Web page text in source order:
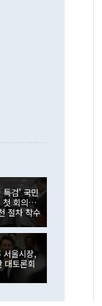
것은
다. 하
, 결론적
해 "이상
을 언급하
조 장관
았다"고
거치지
9·19 군
니어서 월
듣고 난
했다. 정
의(NSC)
"안보 관
무보고를
것은 심각
8000만
품목
품
러 적자
러 흑자
당지급이
서는 내국
만달러
졌다. 외
만달러
을 다시
유입에도
기록했
증가했
특검' 국민
첫 회의…
절차 착수
서울시장,
대토론회